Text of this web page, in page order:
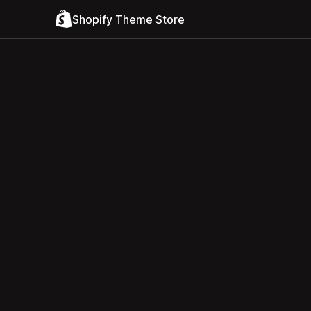
Shopify Theme Store